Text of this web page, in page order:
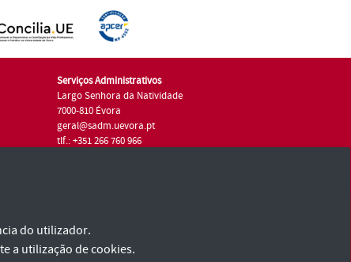
Serviços Administrativos
Largo Senhora da Natividade
7000-810 Évora
geral@sadm.uevora.pt
tlf.: +351 266 760 966
do utilizador.
a utilização de cookies.